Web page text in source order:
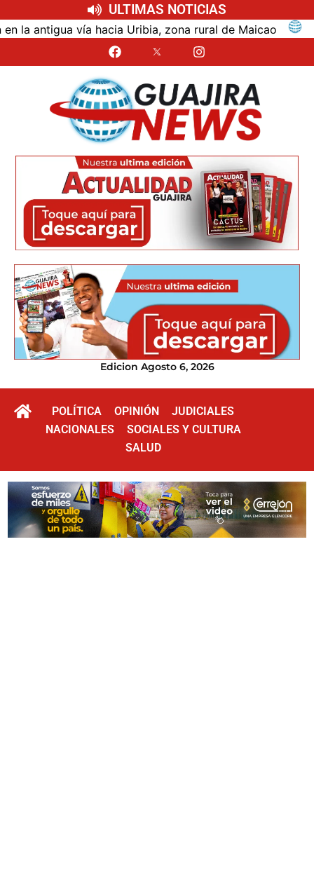
ULTIMAS NOTICIAS
vía hacia Uribia, zona rural de Maicao
Edicion Agosto 6, 2026
POLÍTICA OPINIÓN
JUDICIALES
NACIONALES
SOCIALES Y CULTURA
SALUD